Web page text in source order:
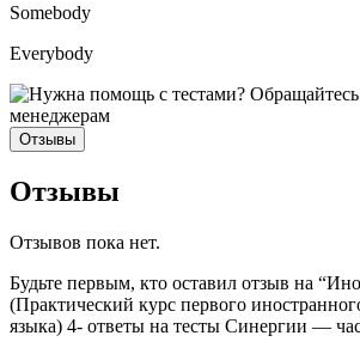
Somebody
Everybody
Отзывы
Отзывы
Отзывов пока нет.
Будьте первым, кто оставил отзыв на
(Практический курс первого
языка) 4- ответы на тесты Синергии —